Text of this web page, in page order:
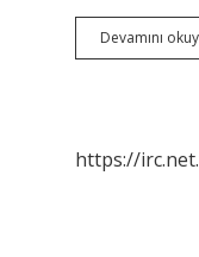
Devamını
https://